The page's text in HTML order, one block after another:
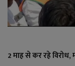
2 माह से कर रहे विरोध,